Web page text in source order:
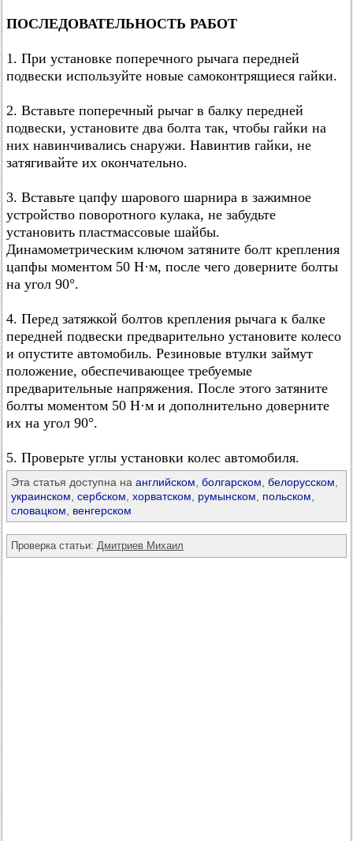
ПОСЛЕДОВАТЕЛЬНОСТЬ РАБОТ
1. При установке поперечного рычага передней
подвески используйте новые самоконтрящиеся гайки.
2. Вставьте поперечный рычаг в балку передней
подвески, установите два болта так, чтобы гайки на
них навинчивались снаружи. Навинтив гайки, не
затягивайте их окончательно.
3. Вставьте цапфу шарового шарнира в зажимное
устройство поворотного кулака, не забудьте
установить пластмассовые шайбы.
Динамометрическим ключом затяните болт крепления
цапфы моментом 50 Н·м, после чего доверните болты
на угол 90°.
4. Перед затяжкой болтов крепления рычага к балке
передней подвески предварительно установите колесо
и опустите автомобиль. Резиновые втулки займут
положение, обеспечивающее требуемые
предварительные напряжения. После этого затяните
болты моментом 50 Н·м и дополнительно доверните
их на угол 90°.
5. Проверьте углы установки колес автомобиля.
Эта статья доступна на английском болгарском белорусском
украинском сербском хорватском румынском польском
словацком
венгерском
Проверка статьи: Дмитриев Михаил